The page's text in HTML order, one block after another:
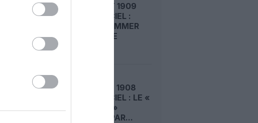
LE 6 AOÛT 1909
DANS LE CIEL :
ROGER SOMMER
PERMET LE
LE 5 AOÛT 1908
DANS LE CIEL : LE «
ZEPPELIN »
DÉTRUIT PAR...